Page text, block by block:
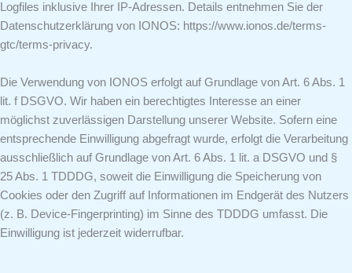
Logfiles inklusive Ihrer IP-Adressen. Details entnehmen Sie der
Datenschutzerklärung von IONOS: https://www.ionos.de/terms-
gtc/terms-privacy.
Die Verwendung von IONOS erfolgt auf Grundlage von Art. 6 Abs. 1
lit. f DSGVO. Wir haben ein berechtigtes Interesse an einer
möglichst zuverlässigen Darstellung unserer Website. Sofern eine
entsprechende Einwilligung abgefragt wurde, erfolgt die Verarbeitung
ausschließlich auf Grundlage von Art. 6 Abs. 1 lit. a DSGVO und §
25 Abs. 1 TDDDG, soweit die Einwilligung die Speicherung von
Cookies oder den Zugriff auf Informationen im Endgerät des Nutzers
(z. B. Device-Fingerprinting) im Sinne des TDDDG umfasst. Die
Einwilligung ist jederzeit widerrufbar.